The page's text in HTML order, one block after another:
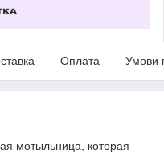
Оплата Умови
мотыльница, которая